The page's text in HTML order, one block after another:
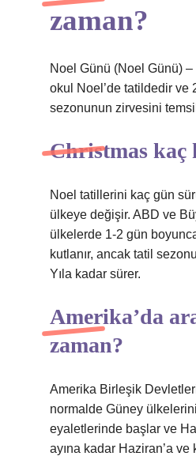
zaman?
Noel Günü (Noel Günü)
okul Noel’de tatildedir ve
sezonunun zirvesini
Christmas kaç
Noel tatillerini kaç gün
ülkeye değişir. ABD ve
ülkelerde 1-2 gün
kutlanır, ancak tatil
Yıla kadar sürer.
Amerika’da
zaman?
Amerika Birleşik
normalde Güney
eyaletlerinde başlar ve
ayına kadar Haziran’a